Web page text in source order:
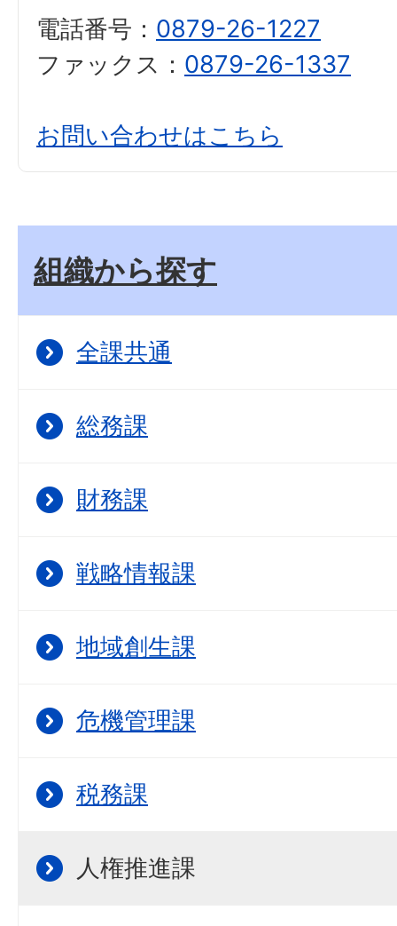
電話番号： 0879-26-1227
ファックス： 0879-26-1337
お問い合わせはこちら
組織から探す
全課共通
総務課
財務課
戦略情報課
地域創生課
危機管理課
税務課
人権推進課